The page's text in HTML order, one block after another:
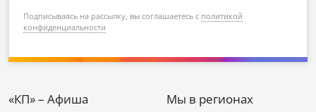
Подписываясь на рассылку, вы соглашаетесь с политикой
конфиденциальности
«КП» – Афиша Мы в регионах